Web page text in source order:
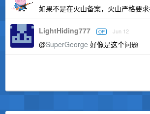
如果不是在火山备案，火山严格要求
LightHiding777 OP Jun 12
@SuperGeorge 好像是这个问题